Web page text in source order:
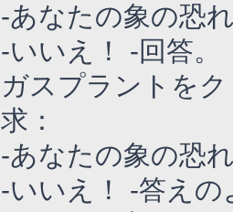
-あなたの象の恐
-いいえ！ -回答。
ガスプラントを
求：
-あなたの象の恐
-いいえ！ -答えの